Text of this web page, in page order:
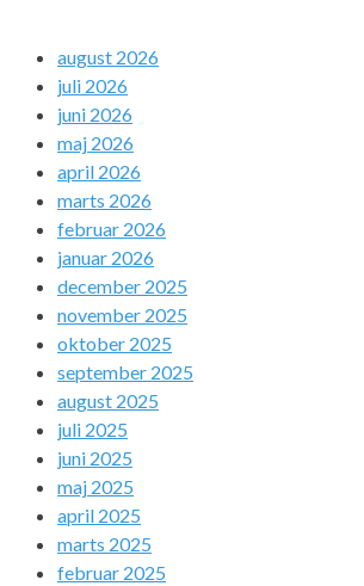
august 2026
juli 2026
juni 2026
maj 2026
april 2026
marts 2026
februar 2026
januar 2026
december 2025
november 2025
oktober 2025
september 2025
august 2025
juli 2025
juni 2025
maj 2025
april 2025
marts 2025
februar 2025